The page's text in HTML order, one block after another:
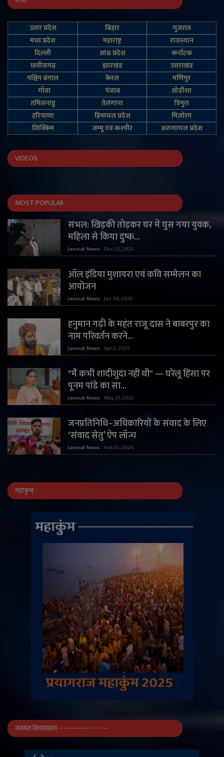
उत्‍तर प्रदेश बिहार
गुजरात
मध्य प्रदेश
महाराष्ट्र
राजस्थान
दिल्‍ली
आंध्र प्रदेश
कर्नाटक
छत्तीसगढ़
झारखंड
उत्तराखंड
पश्चिम बंगाल
केरल
मणिपुर
गोवा
पंजाब
ओड़ीशा
तमिलनाडु
तेलंगाना
त्रिपुरा
हरियाणा
हिमाचल प्रदेश
मिज़ोरम
सिक्किम
जम्‍मू एवं कश्‍मीर अरुणाचल प्रदेश
VIDEOS
MOST POPULAR
संभल: खिड़की तोड़कर घर में घुस गया युवक,
महिला से किया दुष्क...
Janmat News Dec 22, 2025
ऑल इंडिया मुशायरा एवं कवि सम्मेलन का
आयोजन
Janmat News Jan 30, 2026
हनुमान गढ़ी के महंत राजू दास ने बाबरपुर का
नाम परिवर्तन करने...
Janmat News Apr 5, 2025
"मैं कभी शादीशुदा नहीं थी" — घरेलू हिंसा पर
पूनम पांडे का सा...
Janmat News May 21, 2025
जनप्रतिनिधि–अधिकारियों के संवाद के लिए
‘संवाद सेतु’ ऐप लॉन्च
Janmat News Feb 25, 2026
महाकुंभ
जनमत विचारधारा --------------------